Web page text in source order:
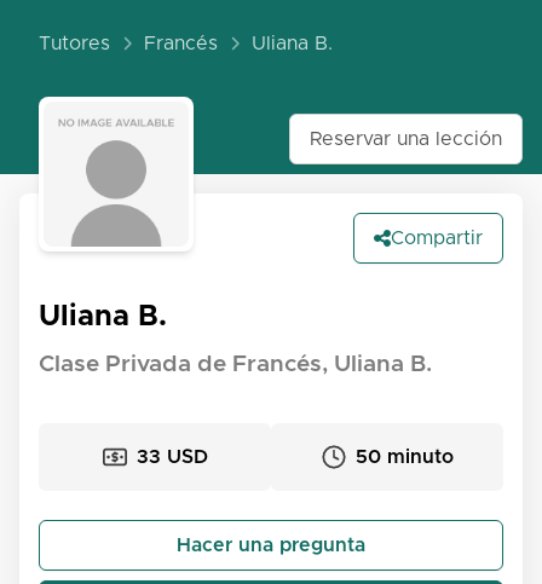
Tutores Francés Uliana B.
Reservar una lección
Compartir
Uliana B.
Clase Privada de Francés, Uliana B.
33 USD 50 minuto
Hacer una pregunta